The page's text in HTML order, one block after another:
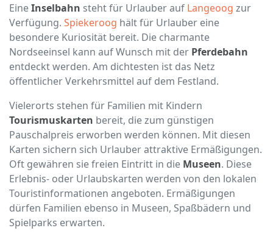
EineInselbahn steht für Urlauber auf Langeoog zur
Verfügung. Spiekeroog hält für Urlauber eine
besondere Kuriosität bereit. Die charmante
Nordseeinsel kann auf Wunsch mit der Pferdebahn
entdeckt werden. Am dichtesten ist das Netz
öffentlicher Verkehrsmittel auf dem Festland.
Vielerorts stehen für Familien mit Kindern
Tourismuskarten bereit, die zum günstigen
Pauschalpreis erworben werden können. Mit diesen
Karten sichern sich Urlauber attraktive Ermäßigungen.
Oft gewähren sie freien Eintritt in die Museen. Diese
Erlebnis- oder Urlaubskarten werden von den lokalen
Touristinformationen angeboten. Ermäßigungen
dürfen Familien ebenso in Museen, Spaßbädern und
Spielparks erwarten.